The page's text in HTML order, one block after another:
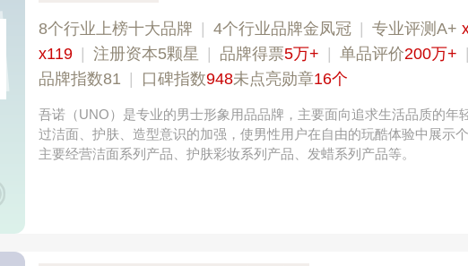
8个行业上榜十大品牌 4个行业品牌金凤冠 专业评测A+
x119
注册资本5颗星 品牌得票5万+ 单品评价200万+
品牌指数81
口碑指数948未点亮勋章16个
吾诺（UNO）是专业的男士形象用品品牌，主要面向追求生活品质的年
过洁面、护肤、造型意识的加强，使男性用户在自由的玩酷体验中展示
主要经营洁面系列产品、护肤彩妆系列产品、发蜡系列产品等。
冰尊BENSHION